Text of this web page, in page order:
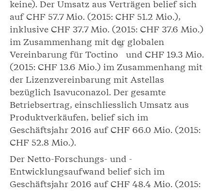
keine). Der Umsatz aus Verträgen belief sich
auf CHF 57.7 Mio. (2015: CHF 51.2 Mio.),
inklusive CHF 37.7 Mio. (2015: CHF 37.6 Mio.)
im Zusammenhang mit der globalen
Vereinbarung für Toctino
®
und CHF 19.3 Mio.
(2015: CHF 13.6 Mio.) im Zusammenhang mit
der Lizenzvereinbarung mit Astellas
bezüglich Isavuconazol. Der gesamte
Betriebsertrag, einschliesslich Umsatz aus
Produktverkäufen, belief sich im
Geschäftsjahr 2016 auf CHF 66.0 Mio. (2015:
CHF 52.8 Mio.).
Der Netto-Forschungs- und -
Entwicklungsaufwand belief sich im
Geschäftsjahr 2016 auf CHF 48.4 Mio. (2015: